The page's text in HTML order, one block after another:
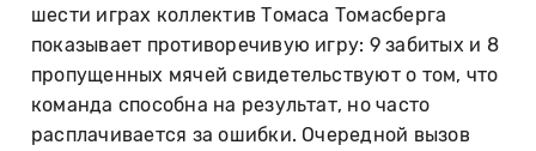
шести играх коллектив Томаса Томасберга
показывает противоречивую игру: 9 забитых и 8
пропущенных мячей свидетельствуют о том, что
команда способна на результат, но часто
расплачивается за ошибки. Очередной вызов